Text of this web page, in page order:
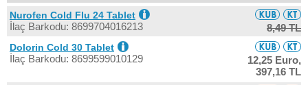
Nurofen Cold Flu 24 Tablet
İlaç Barkodu: 8699704016213 8,49 TL
Dolorin Cold 30 Tablet
İlaç Barkodu: 8699599010129
12,25 Euro,
397,16 TL